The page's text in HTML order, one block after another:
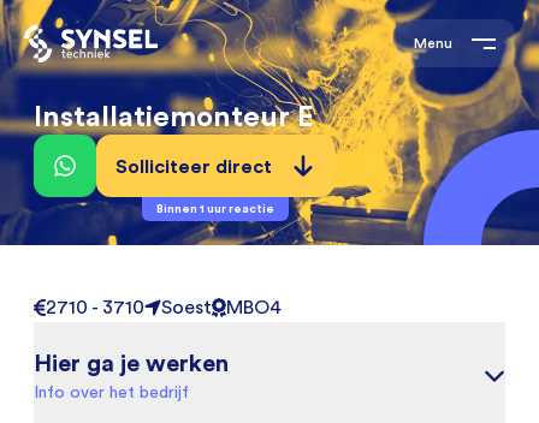
Menu
Installatiemonteur E
Solliciteer direct
Binnen 1 uur reactie
2710 - 3710 Soest MBO4
Hier ga je werken
Info over het bedrijf